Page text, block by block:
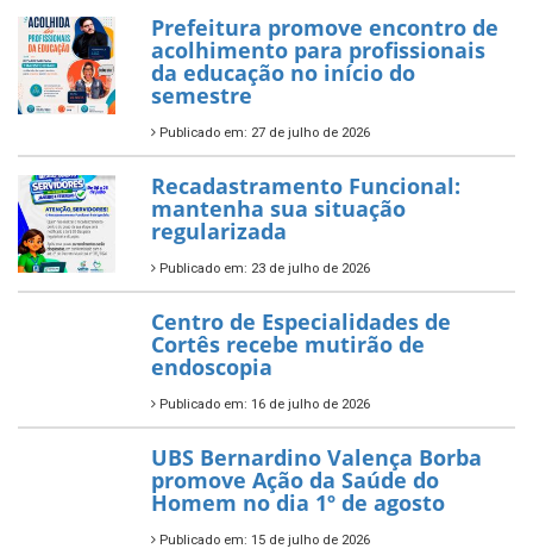
Prefeitura promove encontro de
acolhimento para profissionais
da educação no início do
semestre
Publicado em: 27 de julho de 2026
Recadastramento Funcional:
mantenha sua situação
regularizada
Publicado em: 23 de julho de 2026
Centro de Especialidades de
Cortês recebe mutirão de
endoscopia
Publicado em: 16 de julho de 2026
UBS Bernardino Valença Borba
promove Ação da Saúde do
Homem no dia 1º de agosto
Publicado em: 15 de julho de 2026